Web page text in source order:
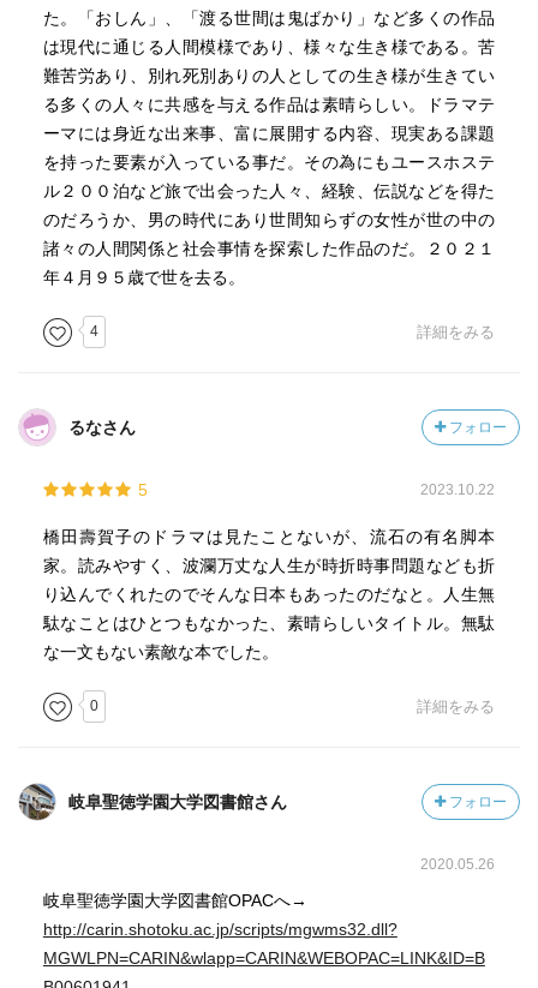
た。「おしん」、「渡る世間は鬼ばかり」など多くの作品
は現代に通じる人間模様であり、様々な生き様である。苦
難苦労あり、別れ死別ありの人としての生き様が生きてい
る多くの人々に共感を与える作品は素晴らしい。ドラマテ
ーマには身近な出来事、富に展開する内容、現実ある課題
を持った要素が入っている事だ。その為にもユースホステ
ル２００泊など旅で出会った人々、経験、伝説などを得た
のだろうか、男の時代にあり世間知らずの女性が世の中の
諸々の人間関係と社会事情を探索した作品のだ。２０２１
年４月９５歳で世を去る。
4 詳細をみる
るなさん フォロー
5 2023.10.22
橋田壽賀子のドラマは見たことないが、流石の有名脚本
家。読みやすく、波瀾万丈な人生が時折時事問題なども折
り込んでくれたのでそんな日本もあったのだなと。人生無
駄なことはひとつもなかった、素晴らしいタイトル。無駄
な一文もない素敵な本でした。
0 詳細をみる
岐阜聖徳学園大学図書館さん フォロー
2020.05.26
岐阜聖徳学園大学図書館OPACへ→
http://carin.shotoku.ac.jp/scripts/mgwms32.dll?
MGWLPN=CARIN&wlapp=CARIN&WEBOPAC=LINK&ID=B